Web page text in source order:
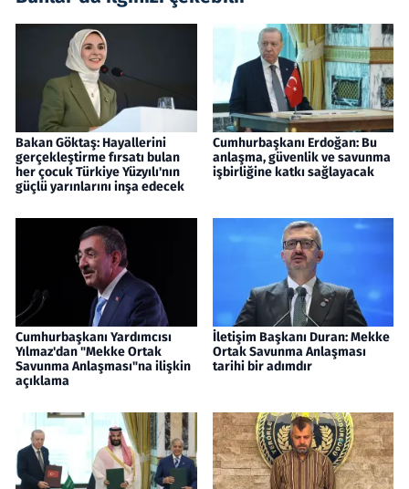
Bakan Göktaş: Hayallerini
gerçekleştirme fırsatı bulan
her çocuk Türkiye Yüzyılı'nın
güçlü yarınlarını inşa edecek
Cumhurbaşkanı Erdoğan: Bu
anlaşma, güvenlik ve savunma
işbirliğine katkı sağlayacak
Cumhurbaşkanı Yardımcısı
Yılmaz'dan "Mekke Ortak
Savunma Anlaşması"na ilişkin
açıklama
İletişim Başkanı Duran: Mekke
Ortak Savunma Anlaşması
tarihi bir adımdır